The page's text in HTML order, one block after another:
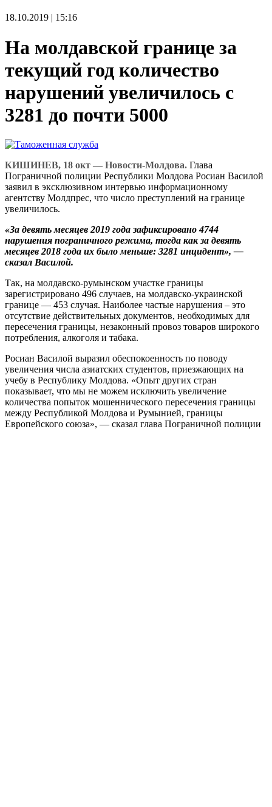
18.10.2019 | 15:16
На молдавской границе за
текущий год количество
нарушений увеличилось с
3281 до почти 5000
КИШИНЕВ, 18 окт — Новости-Молдова. Глава
Пограничной полиции Республики Молдова Росиан Василой
заявил в эксклюзивном интервью информационному
агентству Молдпрес, что число преступлений на границе
увеличилось.
«За девять месяцев 2019 года зафиксировано 4744
нарушения пограничного режима, тогда как за девять
месяцев 2018 года их было меньше: 3281 инцидент», —
сказал Василой.
Так, на молдавско-румынском участке границы
зарегистрировано 496 случаев, на молдавско-украинской
границе — 453 случая. Наиболее частые нарушения – это
отсутствие действительных документов, необходимых для
пересечения границы, незаконный провоз товаров широкого
потребления, алкоголя и табака.
Росиан Василой выразил обеспокоенность по поводу
увеличения числа азиатских студентов, приезжающих на
учебу в Республику Молдова. «Опыт других стран
показывает, что мы не можем исключить увеличение
количества попыток мошеннического пересечения границы
между Республикой Молдова и Румынией, границы
Европейского союза», — сказал глава Пограничной полиции